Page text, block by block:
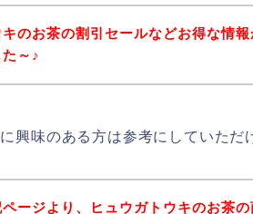
キのお茶の割引セールなどお得な情
～♪
興味のある方は参考にしていただ
ージより、ヒュウガトウキのお茶